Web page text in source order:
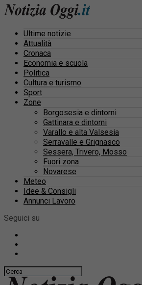
Ultime notizie
Attualità
Cronaca
Economia e scuola
Politica
Cultura e turismo
Sport
Zone
Borgosesia e dintorni
Gattinara e dintorni
Varallo e alta Valsesia
Serravalle e Grignasco
Sessera, Trivero, Mosso
Fuori zona
Novarese
Meteo
Idee & Consigli
Annunci Lavoro
Seguici su